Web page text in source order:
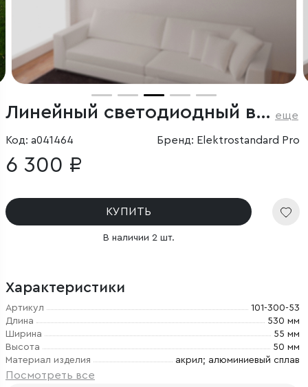
Линейный светодиодный встраиваемый светильник 53см 10Вт 6500К серебряный еще
Код: a041464 Бренд: Elektrostandard Pro
6 300 ₽
КУПИТЬ
В наличии 2 шт.
Характеристики
Артикул
101-300-53
Длина
530 мм
Ширина
55 мм
Высота
50 мм
Материал изделия
акрил; алюминиевый сплав
Посмотреть все